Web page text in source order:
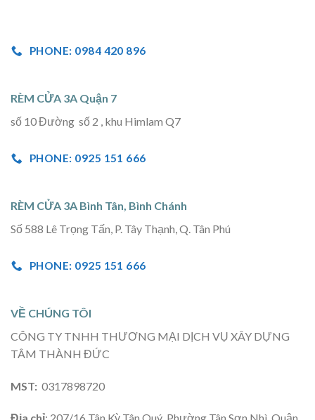
PHONE: 0984 420 896
RÈM CỬA 3A Quận 7
số 10 Đường số 2 , khu Himlam Q7
PHONE: 0925 151 666
RÈM CỬA 3A Bình Tân, Bình Chánh
Số 588 Lê Trọng Tấn, P. Tây Thạnh, Q. Tân Phú
PHONE: 0925 151 666
VỀ CHÚNG TÔI
CÔNG TY TNHH THƯƠNG MẠI DỊCH VỤ XÂY DỰNG
TÂM THÀNH ĐỨC
MST: 0317898720